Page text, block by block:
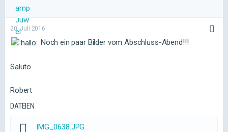
20. Juli 2016
Noch ein paar Bilder vom Abschluss-Abend!!!
Saluto
Robert
DATEIEN
IMG_0638.JPG